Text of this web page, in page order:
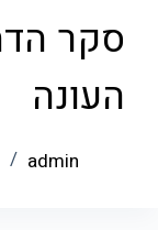
העונה
admin